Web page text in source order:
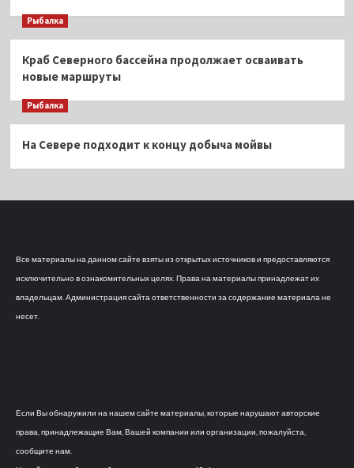
Рыбалка
Краб Северного бассейна продолжает осваивать
новые маршруты
Рыбалка
На Севере подходит к концу добыча мойвы
Все материалы на данном сайте взяты из открытых источников и предоставляются
исключительно в ознакомительных целях. Права на материалы принадлежат их
владельцам. Администрация сайта ответственности за содержание материала не
несет.
Если Вы обнаружили на нашем сайте материалы, которые нарушают авторские
права, принадлежащие Вам, Вашей компании или организации, пожалуйста,
сообщите нам.